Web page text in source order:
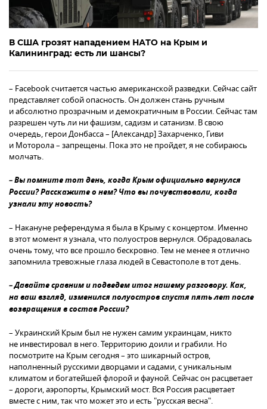
В США грозят нападением НАТО на Крым и
Калининград: есть ли шансы?
– Facebook считается частью американской разведки. Сейчас сайт
представляет собой опасность. Он должен стань ручным
и абсолютно прозрачным и демократичным в России. Сейчас там
разрешен чуть ли ни фашизм, садизм и сатанизм. В свою
очередь, герои Донбасса – [Александр] Захарченко, Гиви
и Моторола – запрещены. Пока это не пройдет, я не собираюсь
молчать.
– Вы помните тот день, когда Крым официально вернулся
России? Расскажите о нем? Что вы почувствовали, когда
узнали эту новость?
– Накануне референдума я была в Крыму с концертом. Именно
в этот момент я узнала, что полуостров вернулся. Обрадовалась
очень тому, что все прошло бескровно. Тем не менее я отлично
запомнила тревожные глаза людей в Севастополе в тот день.
– Давайте сравним и подведем итог нашему разговору. Как,
на ваш взгляд, изменился полуостров спустя пять лет после
возвращения в состав России?
– Украинский Крым был не нужен самим украинцам, никто
не инвестировал в него. Территорию доили и грабили. Но
посмотрите на Крым сегодня – это шикарный остров,
наполненный русскими дворцами и садами, с уникальным
климатом и богатейшей флорой и фауной. Сейчас он расцветает
– дороги, аэропорты, Крымский мост. Вся Россия расцветает
вместе с ним, так что может это и есть "русская весна".